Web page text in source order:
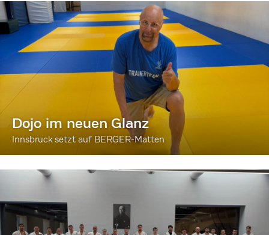
Dojo im neuen Glanz
Innsbruck setzt auf BERGER-Matten